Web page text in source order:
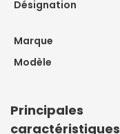
Désignation
Marque
Modèle
Principales
caractéristiques